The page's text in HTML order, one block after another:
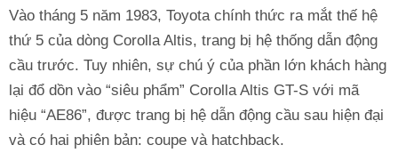
Vào tháng 5 năm 1983, Toyota chính thức ra mắt thế hệ
thứ 5 của dòng Corolla Altis, trang bị hệ thống dẫn động
cầu trước. Tuy nhiên, sự chú ý của phần lớn khách hàng
lại đổ dồn vào “siêu phẩm” Corolla Altis GT-S với mã
hiệu “AE86”, được trang bị hệ dẫn động cầu sau hiện đại
và có hai phiên bản: coupe và hatchback.